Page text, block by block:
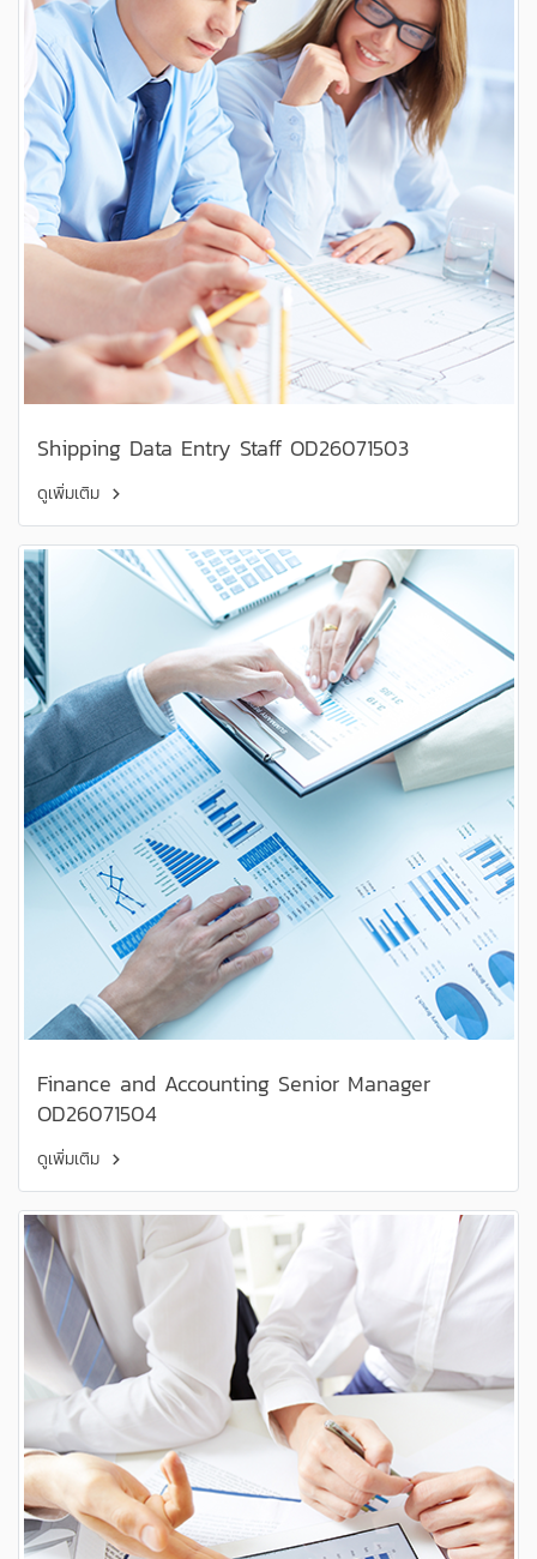
Shipping Data Entry Staff OD26071503
ดูเพิ่มเติม
Finance and Accounting Senior Manager
OD26071504
ดูเพิ่มเติม